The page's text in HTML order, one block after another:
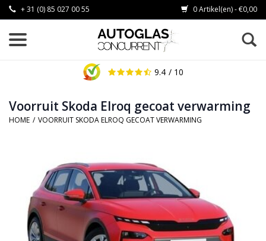
+ 31 (0) 85 027 00 55 0 Artikel(en) - €0,00
9.4 / 10
Voorruit Skoda Elroq gecoat verwarming
HOME / VOORRUIT SKODA ELROQ GECOAT VERWARMING